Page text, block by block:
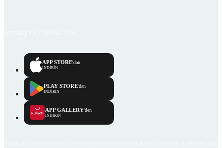
APP STORE'dan
İNDİRİN
PLAY STORE'dan
İNDİRİN
APP GALLERY'den
İNDİRİN